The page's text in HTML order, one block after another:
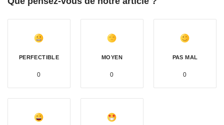
PERFECTIBLE
0
MOYEN
0
PAS MAL
0